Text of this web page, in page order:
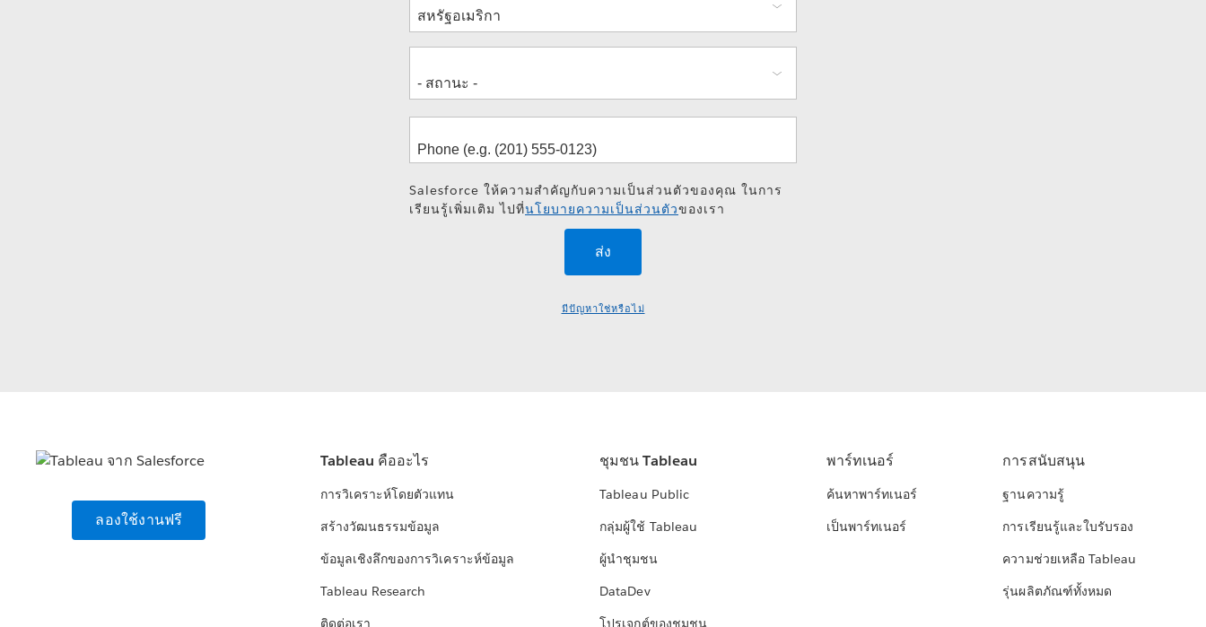
อยู่
Salesforce ให้ความสำคัญกับความเป็นส่วนตัวของคุณ ในการ
เรียนรู้เพิ่มเติม ไปที่นโยบายความเป็นส่วนตัวของเรา
มีปัญหาใช่หรือไม่
ลองใช้งานฟรี
Tableau คืออะไร
การวิเคราะห์โดยตัวแทน
สร้างวัฒนธรรมข้อมูล
ข้อมูลเชิงลึกของการวิเคราะห์ข้อมูล
Tableau Research
ชุมชน Tableau
Tableau Public
กลุ่มผู้ใช้ Tableau
ผู้นำชุมชน
DataDev
พาร์ทเนอร์
ค้นหาพาร์ทเนอร์
เป็นพาร์ทเนอร์
การสนับสนุน
ฐานความรู้
การเรียนรู้และใบรับรอง
ความช่วยเหลือ Tableau
รุ่นผลิตภัณฑ์ทั้งหมด